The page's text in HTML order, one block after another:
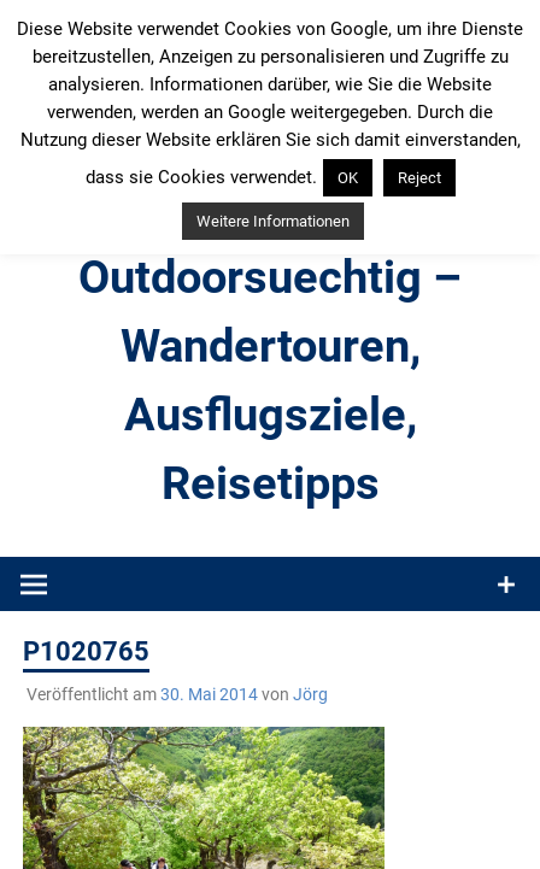
Inhalt
springen
Outdoorsuechtig –
Wandertouren,
Ausflugsziele,
Reisetipps
Produkttests und Buchrezensionen. Ein Blog für alle, die gern
P1020765
Veröffentlicht am30. Mai 2014von Jörg
Diese Website verwendet Cookies von Google, um ihre Dienste
bereitzustellen, Anzeigen zu personalisieren und Zugriffe zu
analysieren. Informationen darüber, wie Sie die Website
verwenden, werden an Google weitergegeben. Durch die
Nutzung dieser Website erklären Sie sich damit einverstanden,
dass sie Cookies verwendet.
OK Reject
Weitere Informationen